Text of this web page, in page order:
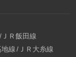
ＪＲ飯田線
線
ＪＲ大糸線